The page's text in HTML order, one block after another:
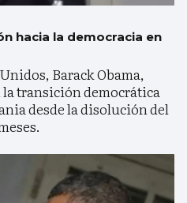
hacia la democracia en
Barack Obama,
transición democrática
desde la disolución del